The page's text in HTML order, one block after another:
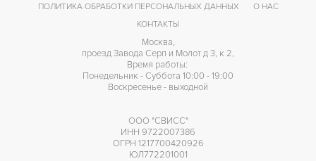
ПОЛИТИКА ОБРАБОТКИ ПЕРСОНАЛЬНЫХ ДАННЫХ
О НАС
КОНТАКТЫ
Москва,
проезд Завода Серп и Молот д 3, к 2,
Время работы:
Понедельник - Суббота 10:00 - 19:00
Воскресенье - выходной
ООО "СВИСС"
ИНН 9722007386
ОГРН 1217700420926
ЮЛ772201001